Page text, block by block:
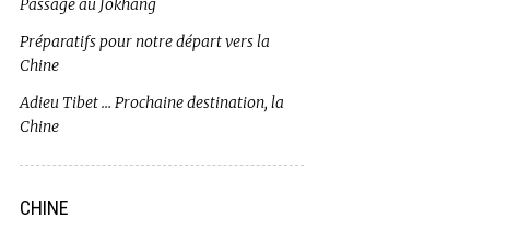
Passage au Jokhang
Préparatifs pour notre départ vers la
Chine
Adieu Tibet … Prochaine destination, la
Chine
CHINE